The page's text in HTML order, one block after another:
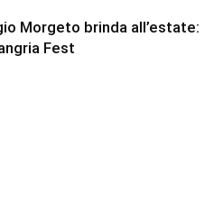
Morgeto brinda all’estate:
Fest